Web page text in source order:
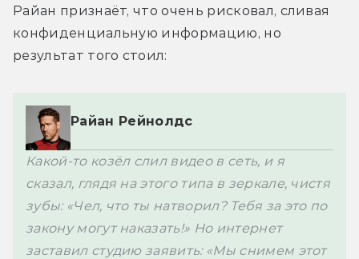
Райан признаёт, что очень рисковал, сливая
конфиденциальную информацию, но
Райан Рейнолдс
Какой-то козёл слил видео в сеть, и я
сказал, глядя на этого типа в зеркале, чистя
зубы: «Чел, что ты натворил? Тебя за это по
закону могут наказать!» Но интернет
заставил студию заявить: «Мы снимем этот